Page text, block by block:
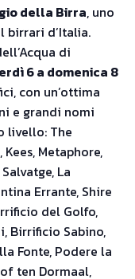
della Birra, uno
birrari d’Italia.
di
6 a domenica 8
con un’ottima
e grandi nomi
livello: The
Metaphore,
La
Errante, Shire
del Golfo,
Birrificio Sabino,
Fonte, Podere la
ten Dormaal,